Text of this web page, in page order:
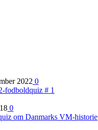
2022 0
fodboldquiz # 1
0
om Danmarks VM-historie